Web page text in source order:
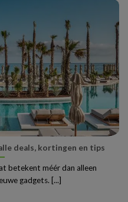
deals, kortingen en tips
betekent méér dan alleen
gadgets. [...]